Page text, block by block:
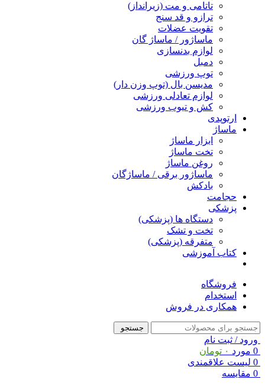
تاتامی و مت (زیرانداز)
ترازو و قد سنج
تقویت عضلات
ماساژور / ماساژ گان
لوازم بدنسازی
دمبل
توپ ورزشی
مدیسن بال (توپ وزن دار)
لوازم تعادلی ورزشی
کش و تیوب ورزشی
ارتوپدی
ماساژ
ابزار ماساژ
تخت ماساژ
روغن ماساژ
ماساژور برقی / ماساژگان
بادکش
حجامت
پزشکی
دستگاه ها (پزشکی)
تخت و تشک
متفرقه (پزشکی)
کتاب آموزشی
فروشگاه
استخدام
همکاری در فروش
جستجو
ورود / ثبت نام
0 مورد ۰ تومان
0 لیست علاقمندی
0 مقایسه